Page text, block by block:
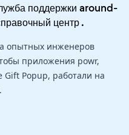
поддержки around-
центр.
опытных инженеров
приложения powr,
Gift Popup, работали на